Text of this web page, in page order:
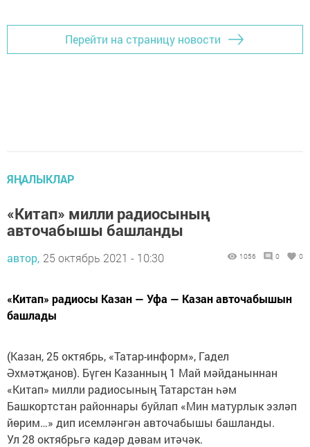
Перейти на страницу новости
ЯҢАЛЫКЛАР
«Китап» милли радиосының
авточабышы башланды
автор, 25 октябрь 2021 - 10:30 1056 0 0
«Китап» радиосы Казан — Уфа — Казан авточабышын
башлады
(Казан, 25 октябрь, «Татар-информ», Гадел
Әхмәтҗанов). Бүген Казанның 1 Май мәйданыннан
«Китап» милли радиосының Татарстан һәм
Башкортстан районнары буйлап «Мин матурлык эзләп
йөрим…» дип исемләнгән авточабышы башланды.
Ул 28 октябрьгә кадәр дәвам итәчәк.